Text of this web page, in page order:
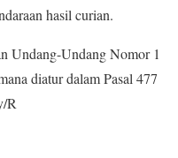
hasil curian.
Undang-Undang Nomor 1
diatur dalam Pasal 477
R